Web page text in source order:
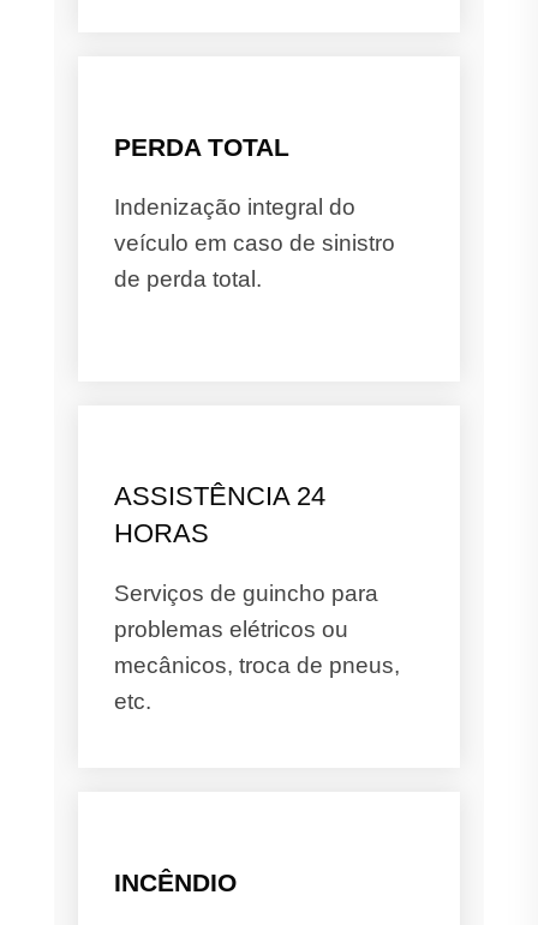
PERDA TOTAL
Indenização integral do
veículo em caso de sinistro
de perda total.
ASSISTÊNCIA 24
HORAS
Serviços de guincho para
problemas elétricos ou
mecânicos, troca de pneus,
etc.
INCÊNDIO